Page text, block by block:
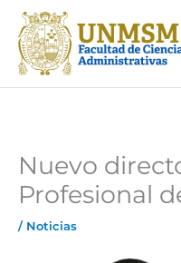
contenido
Nuevo
Profesional
/ Noticias